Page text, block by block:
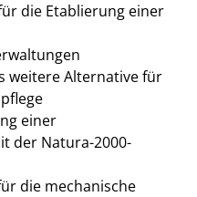
die Etablierung einer
weitere Alternative für
einer
der Natura-2000-
die mechanische